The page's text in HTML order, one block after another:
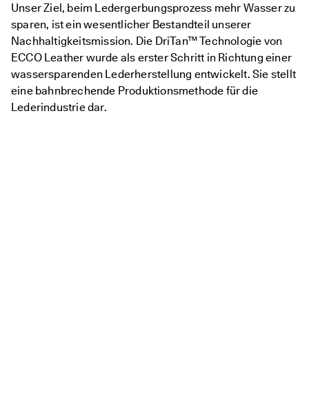
Unser Ziel, beim Ledergerbungsprozess mehr Wasser zu
sparen, ist ein wesentlicher Bestandteil unserer
Nachhaltigkeitsmission. Die DriTan™ Technologie von
ECCO Leather wurde als erster Schritt in Richtung einer
wassersparenden Lederherstellung entwickelt. Sie stellt
eine bahnbrechende Produktionsmethode für die
Lederindustrie dar.